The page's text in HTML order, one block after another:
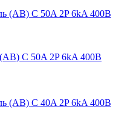
C 50A 2P 6kA 400В